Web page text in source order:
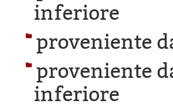
inferiore
proveniente
proveniente
inferiore